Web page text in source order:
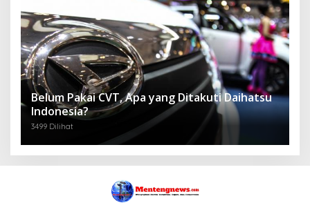
Belum Pakai CVT, Apa yang Ditakuti Daihatsu
Indonesia?
3499 Dilihat